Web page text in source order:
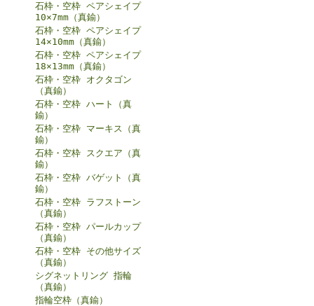
石枠・空枠 ペアシェイプ
10×7mm（真鍮）
石枠・空枠 ペアシェイプ
14×10mm（真鍮）
石枠・空枠 ペアシェイプ
18×13mm（真鍮）
石枠・空枠 オクタゴン
（真鍮）
石枠・空枠 ハート（真
鍮）
石枠・空枠 マーキス（真
鍮）
石枠・空枠 スクエア（真
鍮）
石枠・空枠 バゲット（真
鍮）
石枠・空枠 ラフストーン
（真鍮）
石枠・空枠 パールカップ
（真鍮）
石枠・空枠 その他サイズ
（真鍮）
シグネットリング 指輪
（真鍮）
指輪空枠（真鍮）